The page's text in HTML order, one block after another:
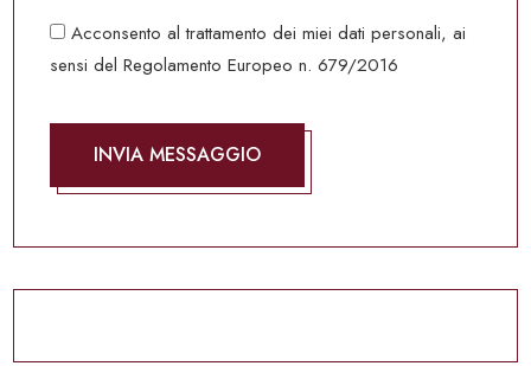
Acconsento al trattamento dei miei dati personali, ai
sensi del Regolamento Europeo n. 679/2016